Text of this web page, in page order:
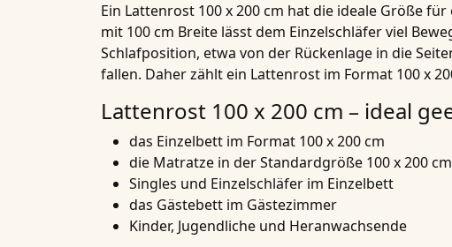
Ein Lattenrost 100 x 200 cm hat die ideale Größe
mit 100 cm Breite lässt dem Einzelschläfer viel
Schlafposition, etwa von der Rückenlage in die
fallen. Daher zählt ein Lattenrost im Format 100 x
Lattenrost 100 x 200 cm – ideal
das Einzelbett im Format 100 x 200 cm
die Matratze in der Standardgröße 100 x 200 cm
Singles und Einzelschläfer im Einzelbett
das Gästebett im Gästezimmer
Kinder, Jugendliche und Heranwachsende